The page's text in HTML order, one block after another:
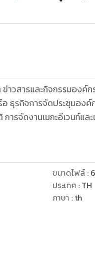
าวสารและกิจกรรมองค์
ธุรกิจการจัดประชุมองค์
รจัดงานเมกะอีเวนท์แล
ขนาดไฟล์:
ประเทศ : TH
ภาษา : th